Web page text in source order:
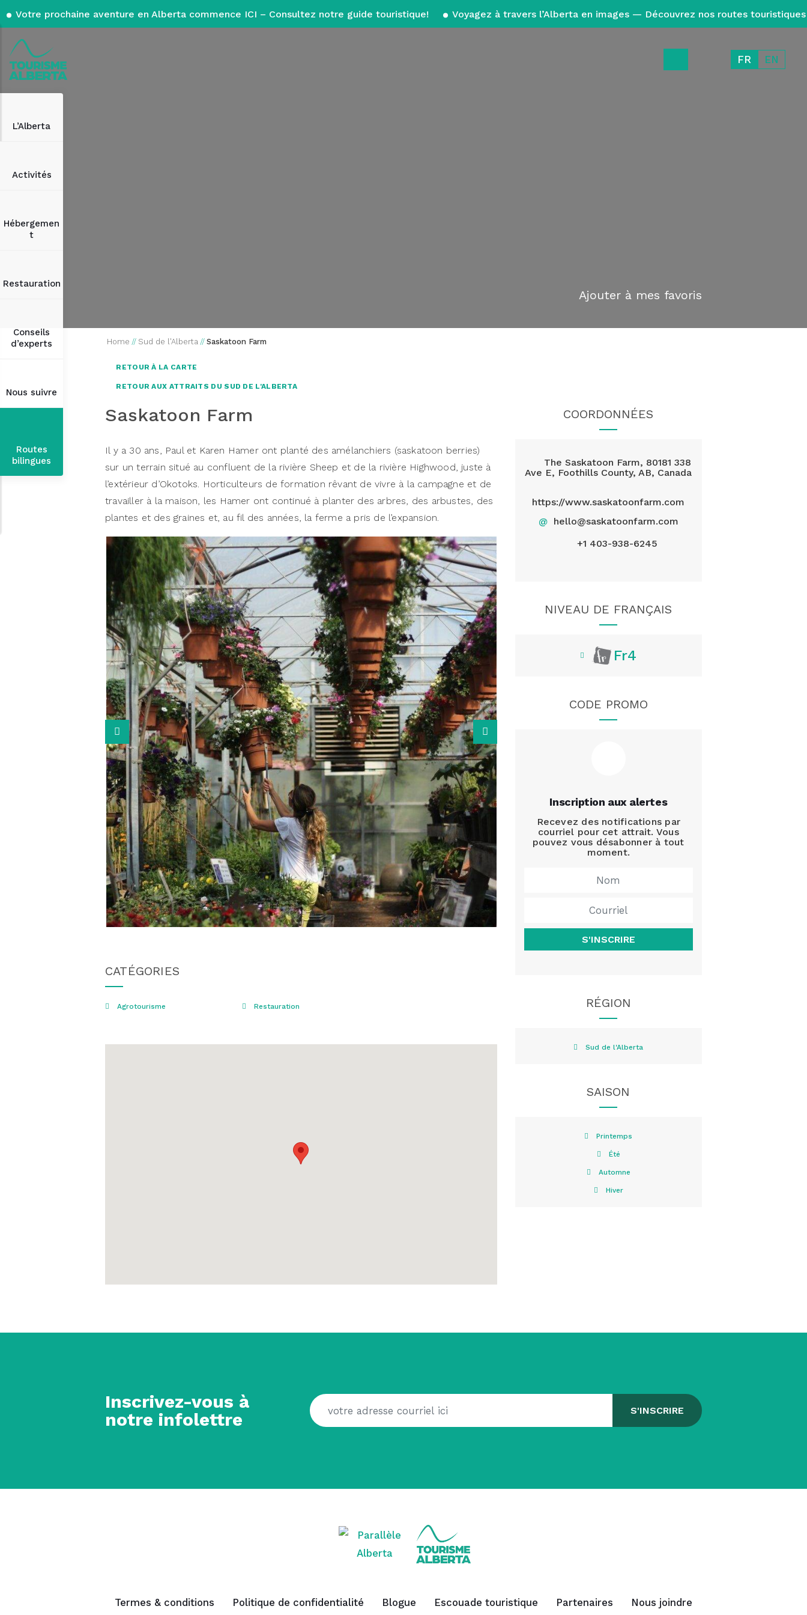
Votre prochaine aventure en Alberta commence ICI – Consultez notre guide touristique! Voyagez à travers l’Alberta en images — Découvrez nos routes touristiques
FR EN
L’Alberta
Activités
Hébergemen
t
Restauration
Conseils
d’experts
Nous suivre
Routes
bilingues
Ajouter à mes favoris
Home // Sud de l'Alberta // Saskatoon Farm
RETOUR À LA CARTE
RETOUR AUX ATTRAITS DU SUD DE L'ALBERTA
Saskatoon Farm
Il y a 30 ans, Paul et Karen Hamer ont planté des amélanchiers (saskatoon berries)
sur un terrain situé au confluent de la rivière Sheep et de la rivière Highwood, juste à
l’extérieur d’Okotoks. Horticulteurs de formation rêvant de vivre à la campagne et de
travailler à la maison, les Hamer ont continué à planter des arbres, des arbustes, des
plantes et des graines et, au fil des années, la ferme a pris de l’expansion.
CATÉGORIES
Agrotourisme Restauration
COORDONNÉES
The Saskatoon Farm, 80181 338
Ave E, Foothills County, AB, Canada
https://www.saskatoonfarm.com
@ hello@saskatoonfarm.com
+1 403-938-6245
NIVEAU DE FRANÇAIS
Fr4
CODE PROMO
Inscription aux alertes
Recevez des notifications par
courriel pour cet attrait. Vous
pouvez vous désabonner à tout
moment.
S'INSCRIRE
RÉGION
Sud de l'Alberta
SAISON
Printemps
Été
Automne
Hiver
Inscrivez-vous à
notre infolettre
Termes & conditions Politique de confidentialité Blogue Escouade touristique Partenaires Nous joindre